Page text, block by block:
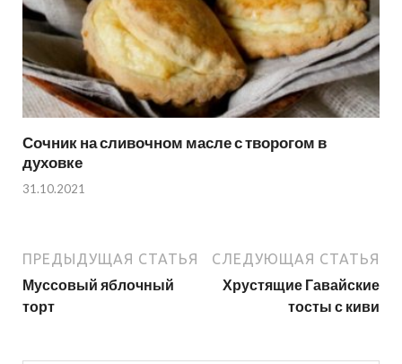
Сочник на сливочном масле с творогом в
духовке
31.10.2021
ПРЕДЫДУЩАЯ СТАТЬЯ
Муссовый яблочный
торт
СЛЕДУЮЩАЯ СТАТЬЯ
Хрустящие Гавайские
тосты с киви